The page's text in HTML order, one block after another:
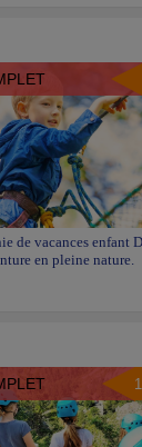
de vacances enfant
en pleine nature.